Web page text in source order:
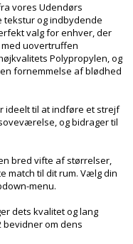
vores Udendørs
og indbydende
valg for enhver, der
uovertruffen
Polypropylen, og
fornemmelse af blødhed
ideelt til at indføre et strejf
og bidrager til
bred vifte af størrelser,
match til dit rum. Vælg din
menu.
dets kvalitet og lang
bevidner om dens